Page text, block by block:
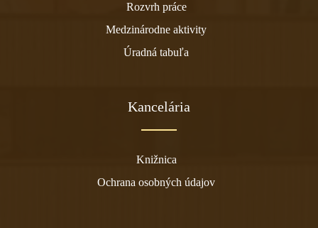
Rozvrh práce
Medzinárodne aktivity
Úradná tabuľa
Kancelária
Knižnica
Ochrana osobných údajov